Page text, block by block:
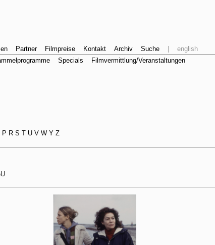
Partner Filmpreise Kontakt Archiv Suche
english
Specials Filmvermittlung/Veranstaltungen
P R S T U V W Y Z